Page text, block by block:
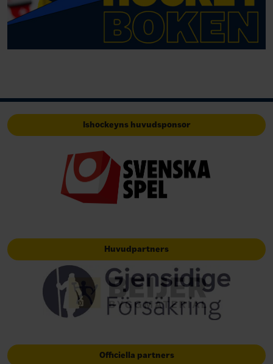
Ishockeyns huvudsponsor
Huvudpartners
Officiella partners